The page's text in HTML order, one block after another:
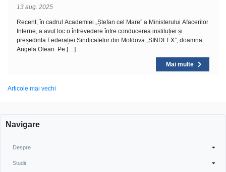
13 aug. 2025
Recent, în cadrul Academiei „Ștefan cel Mare” a Ministerului Afacerilor
Interne, a avut loc o întrevedere între conducerea instituției și
președinta Federației Sindicatelor din Moldova „SINDLEX”, doamna
Angela Otean. Pe […]
Mai multe
Navigare
articole
Articole mai vechi
Navigare
Despre
Studii